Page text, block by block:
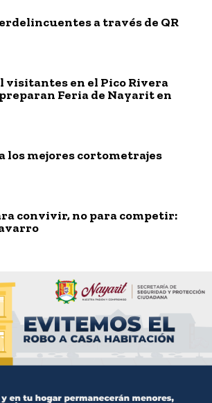
a través de QR
visitantes en el Pico Rivera
Feria de Nayarit en
los mejores cortometrajes
convivir, no para competir: